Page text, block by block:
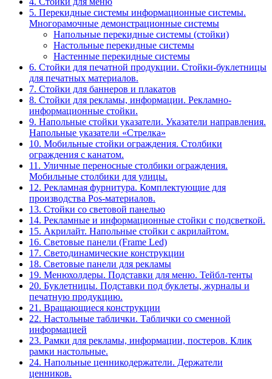
5. Перекидные системы информационные системы.
Многорамочные демонстрационные системы
Напольные перекидные системы (стойки)
Настольные перекидные системы
Настенные перекидные системы
6. Стойки для печатной продукции. Стойки-буклетницы
для печатных материалов.
7. Стойки для баннеров и плакатов
8. Стойки для рекламы, информации. Рекламно-
информационные стойки.
9. Напольные стойки указатели. Указатели направления.
Напольные указатели «Стрелка»
10. Мобильные стойки ограждения. Столбики
ограждения с канатом.
11. Уличные переносные столбики ограждения.
Мобильные столбики для улицы.
12. Рекламная фурнитура. Комплектующие для
производства Pos-материалов.
13. Стойки со световой панелью
14. Рекламные и информационные стойки с подсветкой.
15. Акрилайт. Напольные стойки с акрилайтом.
16. Световые панели (Frame Led)
17. Светодинамические конструкции
18. Световые панели для рекламы
19. Менюхолдеры. Подставки для меню. Тейбл-тенты
20. Буклетницы. Подставки под буклеты, журналы и
печатную продукцию.
21. Вращающиеся конструкции
22. Настольные таблички. Таблички со сменной
информацией
23. Рамки для рекламы, информации, постеров. Клик
рамки настольные.
24. Напольные ценникодержатели. Держатели
ценников.